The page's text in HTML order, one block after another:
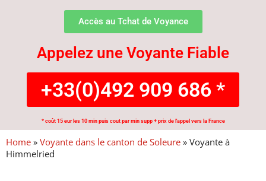
Accès au Tchat de Voyance
Appelez une Voyante Fiable
+33(0)492 909 686 *
* coût 15 eur les 10 min puis cout par min supp + prix de l'appel vers la France
Home » Voyante dans le canton de Soleure » Voyante à
Himmelried